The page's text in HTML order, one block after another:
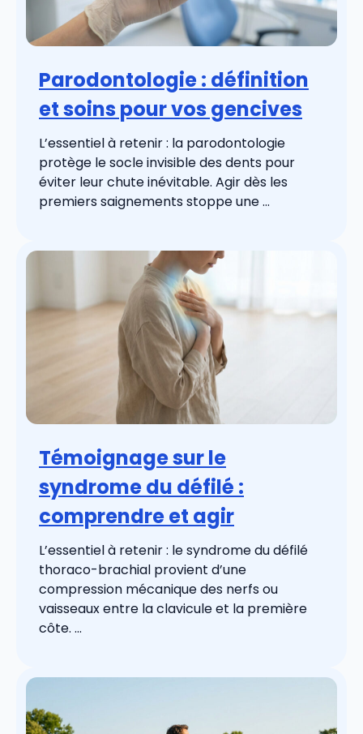
Parodontologie : définition
et soins pour vos gencives
L’essentiel à retenir : la parodontologie
protège le socle invisible des dents pour
éviter leur chute inévitable. Agir dès les
premiers saignements stoppe une ...
Témoignage sur le
syndrome du défilé :
comprendre et agir
L’essentiel à retenir : le syndrome du défilé
thoraco-brachial provient d’une
compression mécanique des nerfs ou
vaisseaux entre la clavicule et la première
côte. ...